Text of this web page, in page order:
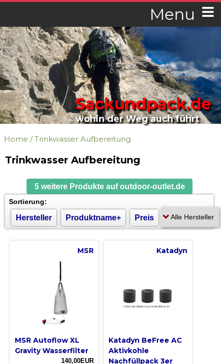
Menu
Sackundpack.de
wohin der Weg auch führt
Home /Trinkwasser Aufbereitung
Trinkwasser Aufbereitung
5 weitere Produkte auf outdoor-outlet.de
Sortierung:
Hersteller Produktname+ Preis
MSR
MSR Autoflow XL
Gravity Wasserfilter
140,00EUR
Katadyn
Katadyn BeFree AC
Aktivkohle
Nachfüllpack 3er